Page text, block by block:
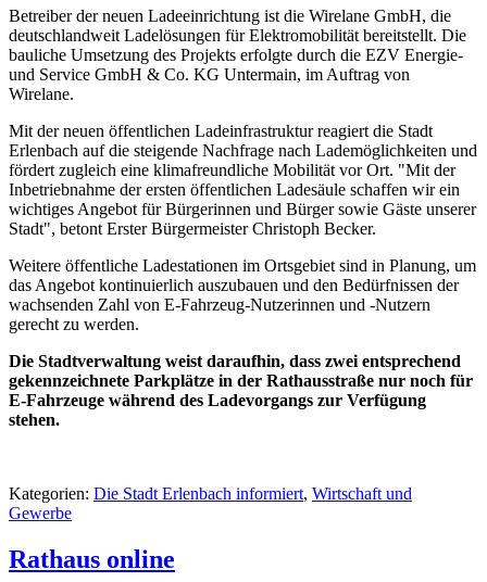
Betreiber der neuen Ladeeinrichtung ist die Wirelane GmbH, die
deutschlandweit Ladelösungen für Elektromobilität bereitstellt. Die
bauliche Umsetzung des Projekts erfolgte durch die EZV Energie-
und Service GmbH & Co. KG Untermain, im Auftrag von
Wirelane.
Mit der neuen öffentlichen Ladeinfrastruktur reagiert die Stadt
Erlenbach auf die steigende Nachfrage nach Lademöglichkeiten und
fördert zugleich eine klimafreundliche Mobilität vor Ort. "Mit der
Inbetriebnahme der ersten öffentlichen Ladesäule schaffen wir ein
wichtiges Angebot für Bürgerinnen und Bürger sowie Gäste unserer
Stadt", betont Erster Bürgermeister Christoph Becker.
Weitere öffentliche Ladestationen im Ortsgebiet sind in Planung, um
das Angebot kontinuierlich auszubauen und den Bedürfnissen der
wachsenden Zahl von E-Fahrzeug-Nutzerinnen und -Nutzern
gerecht zu werden.
Die Stadtverwaltung weist daraufhin, dass zwei entsprechend
gekennzeichnete Parkplätze in der Rathausstraße nur noch für
E-Fahrzeuge während des Ladevorgangs zur Verfügung
stehen.
Kategorien: Die Stadt Erlenbach informiert, Wirtschaft und
Gewerbe
Rathaus online